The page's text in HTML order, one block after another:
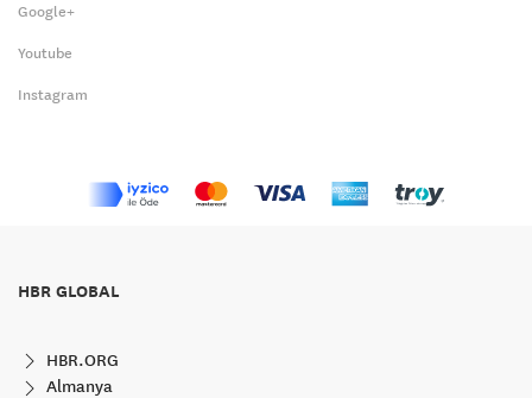
Google+
Youtube
Instagram
HBR GLOBAL
HBR.ORG
Almanya